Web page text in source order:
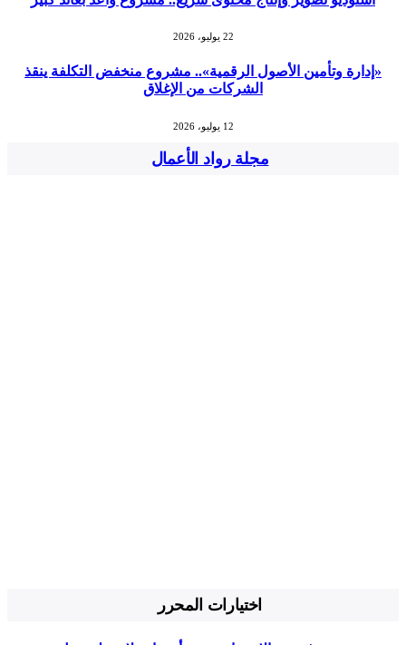
22 يوليو، 2026
«إدارة وتأمين الأصول الرقمية».. مشروع منخفض التكلفة ينقذ
الشركات من الإغلاق
12 يوليو، 2026
مجلة رواد الأعمال
اختيارات المحرر